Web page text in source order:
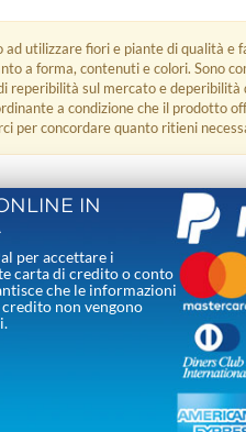
ad utilizzare fiori e piante di qualità e
a forma, contenuti e colori. Sono
reperibilità sul mercato e deperibilità
a condizione che il prodotto
per concordare quanto ritieni
IN
per accettare i
carta di credito o conto
che le informazioni
non vengono